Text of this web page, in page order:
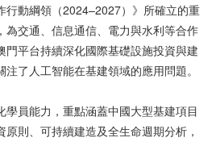
行動綱領（2024–2027）》所確立的重
為交通、信息通信、電力與水利等合作
門平台持續深化國際基礎設施投資與建
了人工智能在基建領域的應用問題。
員能力，重點涵蓋中國大型基建項目
則、可持續建造及全生命週期分析，